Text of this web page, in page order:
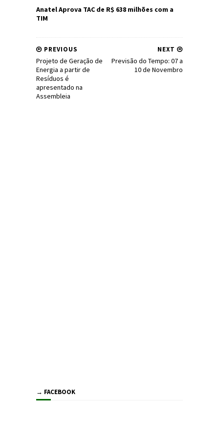
Anatel Aprova TAC de R$ 638 milhões com a
TIM
NEXT
Previsão do Tempo: 07 a
10 de Novembro
PREVIOUS
Projeto de Geração de
Energia a partir de
Resíduos é
apresentado na
Assembleia
→ FACEBOOK